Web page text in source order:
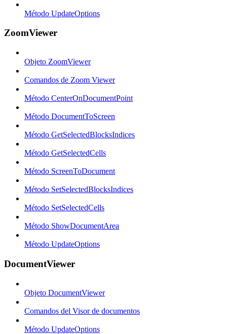
Método UpdateOptions
ZoomViewer
Objeto ZoomViewer
Comandos de Zoom Viewer
Método CenterOnDocumentPoint
Método DocumentToScreen
Método GetSelectedBlocksIndices
Método GetSelectedCells
Método ScreenToDocument
Método SetSelectedBlocksIndices
Método SetSelectedCells
Método ShowDocumentArea
Método UpdateOptions
DocumentViewer
Objeto DocumentViewer
Comandos del Visor de documentos
Método UpdateOptions